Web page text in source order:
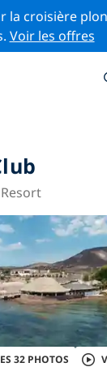
la croisière
Voir les offres
32 PHOTOS